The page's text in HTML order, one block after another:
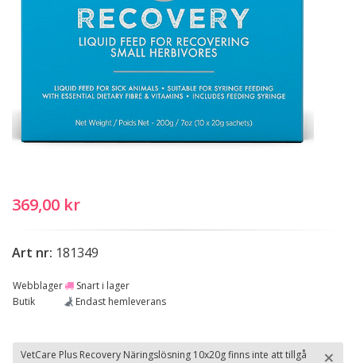
369,00 kr
Art nr: 181349
Webblager
Snart i lager
Butik
Endast hemleverans
×
VetCare Plus Recovery Näringslösning 10x20g finns inte att tillgå